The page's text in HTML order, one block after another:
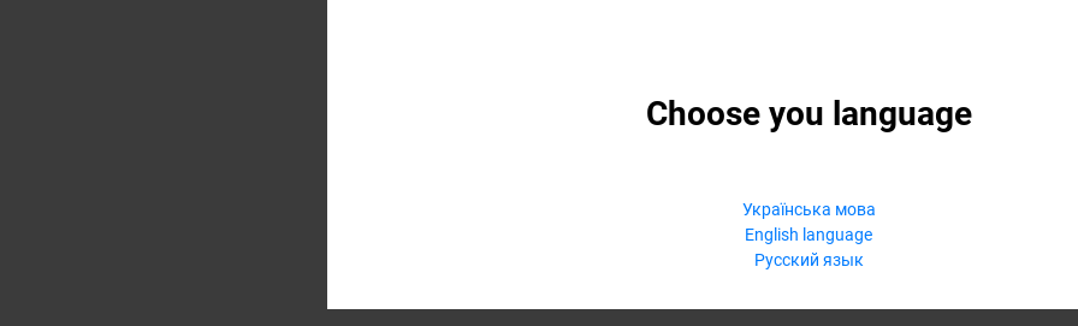
Choose you language
Українська мова
English language
Русский язык